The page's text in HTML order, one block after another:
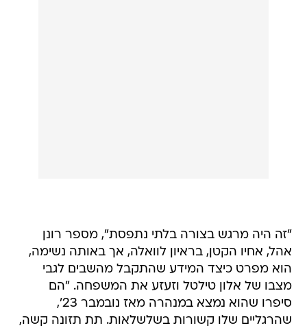
"זה היה מרגש בצורה בלתי נתפסת", מספר רונן
אהל, אחיו הקטן, בראיון לוואלה, אך באותה נשימה,
הוא מפרט כיצד המידע שהתקבל מהשבים לגבי
מצבו של אלון טילטל וזעזע את המשפחה. "הם
סיפרו שהוא נמצא במנהרה מאז נובמבר 23',
שהרגליים שלו קשורות בשלשלאות. תת תזונה קשה,